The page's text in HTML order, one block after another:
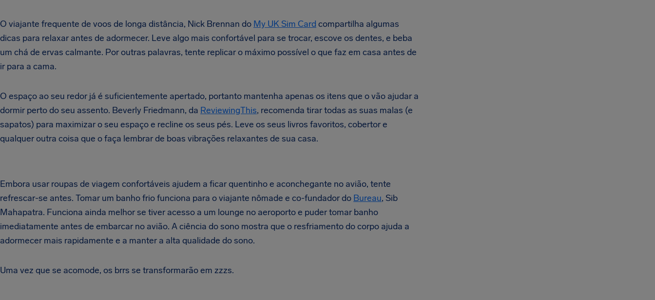
O viajante frequente de voos de longa distância, Nick Brennan do My UK Sim Card compartilha algumas
dicas para relaxar antes de adormecer. Leve algo mais confortável para se trocar, escove os dentes, e beba
um chá de ervas calmante. Por outras palavras, tente replicar o máximo possível o que faz em casa antes de
ir para a cama.
O espaço ao seu redor já é suficientemente apertado, portanto mantenha apenas os itens que o vão ajudar a
dormir perto do seu assento. Beverly Friedmann, da ReviewingThis, recomenda tirar todas as suas malas (e
sapatos) para maximizar o seu espaço e recline os seus pés. Leve os seus livros favoritos, cobertor e
qualquer outra coisa que o faça lembrar de boas vibrações relaxantes de sua casa.
Embora usar roupas de viagem confortáveis ajudem a ficar quentinho e aconchegante no avião, tente
refrescar-se antes. Tomar um banho frio funciona para o viajante nômade e co-fundador do Bureau, Sib
Mahapatra. Funciona ainda melhor se tiver acesso a um lounge no aeroporto e puder tomar banho
imediatamente antes de embarcar no avião. A ciência do sono mostra que o resfriamento do corpo ajuda a
adormecer mais rapidamente e a manter a alta qualidade do sono.
Uma vez que se acomode, os brrs se transformarão em zzzs.